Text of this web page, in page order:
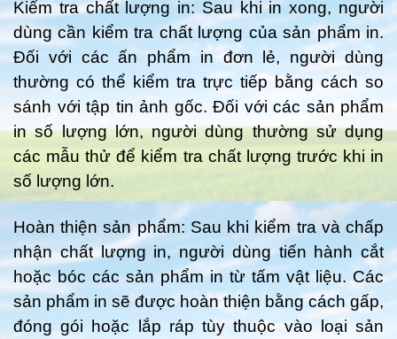
Kiểm tra chất lượng in: Sau khi in xong, người
dùng cần kiểm tra chất lượng của sản phẩm in.
Đối với các ấn phẩm in đơn lẻ, người dùng
thường có thể kiểm tra trực tiếp bằng cách so
sánh với tập tin ảnh gốc. Đối với các sản phẩm
in số lượng lớn, người dùng thường sử dụng
các mẫu thử để kiểm tra chất lượng trước khi in
số lượng lớn.
Hoàn thiện sản phẩm: Sau khi kiểm tra và chấp
nhận chất lượng in, người dùng tiến hành cắt
hoặc bóc các sản phẩm in từ tấm vật liệu. Các
sản phẩm in sẽ được hoàn thiện bằng cách gấp,
đóng gói hoặc lắp ráp tùy thuộc vào loại sản